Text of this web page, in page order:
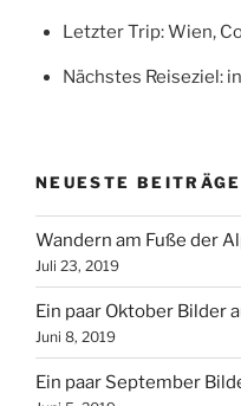
Letzter Trip: Wien,
Nächstes Reiseziel:
NEUESTE BEITRÄGE
Wandern am Fuße der
Juli 23, 2019
Ein paar Oktober Bilder
Juni 8, 2019
Ein paar September